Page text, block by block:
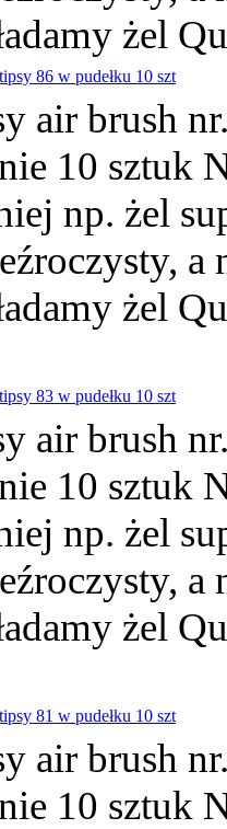
żel
86 w pudełku 10 szt
air brush
10 sztuk
np. żel
a
żel
83 w pudełku 10 szt
air brush
10 sztuk
np. żel
a
żel
81 w pudełku 10 szt
air brush
10 sztuk